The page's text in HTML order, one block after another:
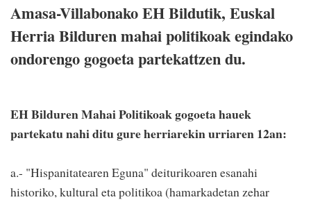
Amasa-Villabonako EH Bildutik, Euskal
Herria Bilduren mahai politikoak egindako
ondorengo gogoeta partekattzen du.
EH Bilduren Mahai Politikoak gogoeta hauek
partekatu nahi ditu gure herriarekin urriaren 12an:
a.- "Hispanitatearen Eguna" deiturikoaren esanahi
historiko, kultural eta politikoa (hamarkadetan zehar